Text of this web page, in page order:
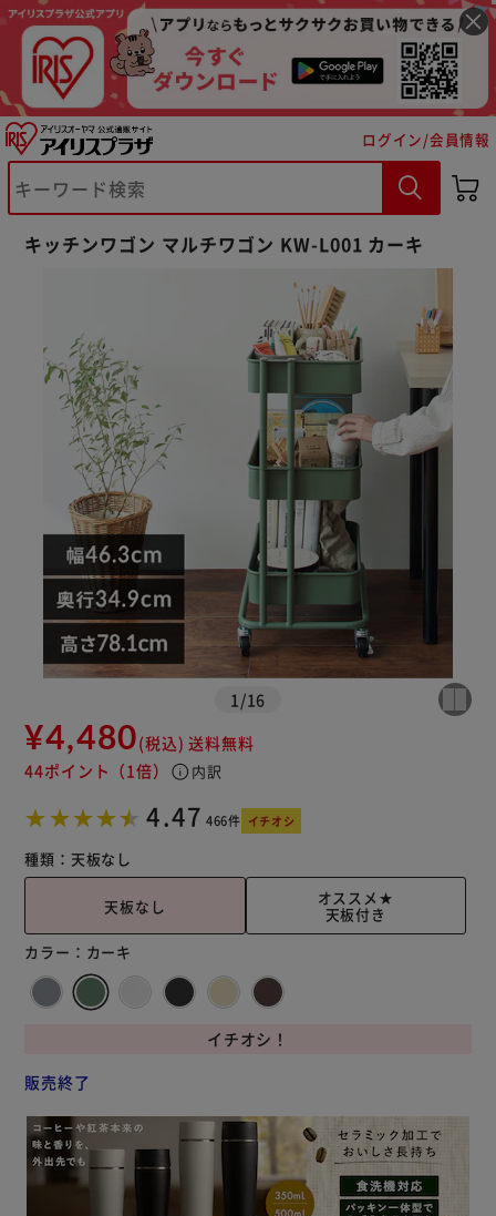
ログイン/会員情報
キッチンワゴン マルチワゴン KW-L001 カーキ
1 /16
¥4,480(税込) 送料無料
44ポイント （1倍） info 内訳
4.47 466件 イチオシ
種類： 天板なし
天板なし オススメ★
天板付き
カラー： カーキ
イチオシ！
販売終了
※ご確認ください
カートに入れる 購入手続きへ